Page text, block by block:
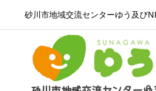
砂川市地域交流センターゆう及び